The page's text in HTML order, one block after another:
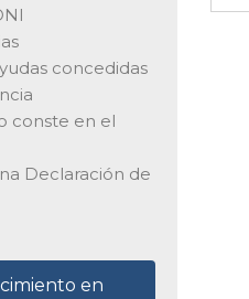
concedidas
conste en el
Declaración de
en